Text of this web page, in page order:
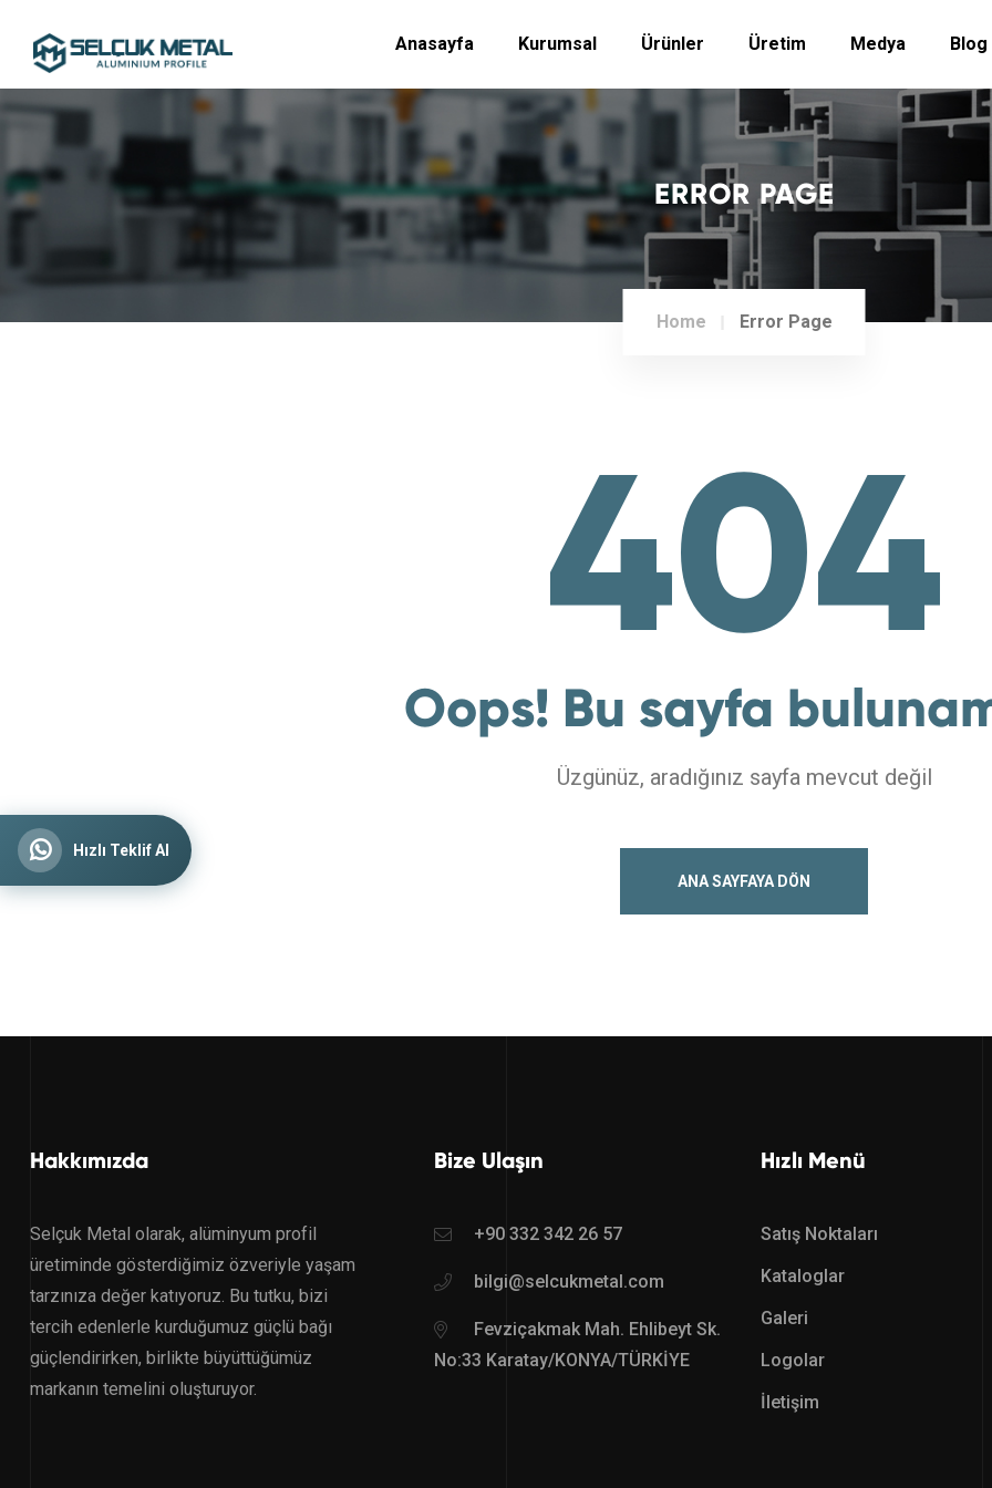
Anasayfa Kurumsal Ürünler Üretim Medya Blog
ERROR PAGE
Home Error Page
404
Oops! Bu sayfa
Üzgünüz, aradığınız sayfa mevcut değil
ANA SAYFAYA DÖN
Hakkımızda
Selçuk Metal olarak, alüminyum profil
üretiminde gösterdiğimiz özveriyle yaşam
tarzınıza değer katıyoruz. Bu tutku, bizi
tercih edenlerle kurduğumuz güçlü bağı
güçlendirirken, birlikte büyüttüğümüz
markanın temelini oluşturuyor.
Bize Ulaşın
+90 332 342 26 57
bilgi@selcukmetal.com
Fevziçakmak Mah. Ehlibeyt Sk.
No:33 Karatay/KONYA/TÜRKİYE
Hızlı Menü
Satış Noktaları
Kataloglar
Galeri
Logolar
İletişim
Hızlı Teklif Al